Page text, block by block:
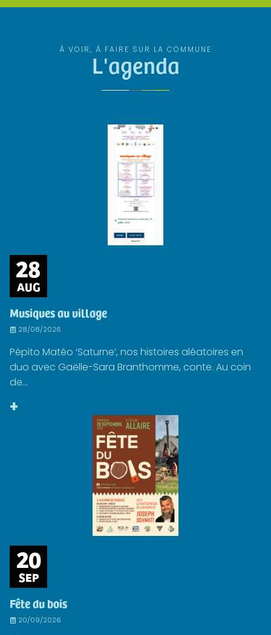
À VOIR, À FAIRE SUR LA COMMUNE
L'agenda
28
AUG
Musiques au village
28/08/2026
Pépito Matéo ‘Saturne’, nos histoires aléatoires en
duo avec Gaëlle-Sara Branthomme, conte. Au coin
de...
+
20
SEP
Fête du bois
20/09/2026